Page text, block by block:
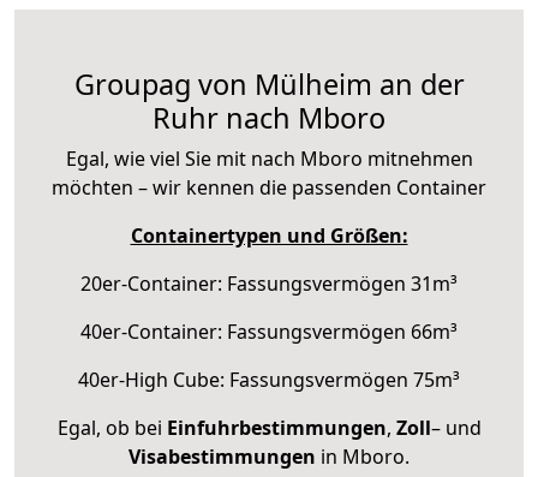
Groupag von Mülheim an der
Ruhr nach Mboro
Egal, wie viel Sie mit nach Mboro mitnehmen
möchten – wir kennen die passenden Container
Containertypen und Größen:
20er-Container: Fassungsvermögen 31m³
40er-Container: Fassungsvermögen 66m³
40er-High Cube: Fassungsvermögen 75m³
Egal, ob bei Einfuhrbestimmungen, Zoll– und
Visabestimmungen in Mboro.